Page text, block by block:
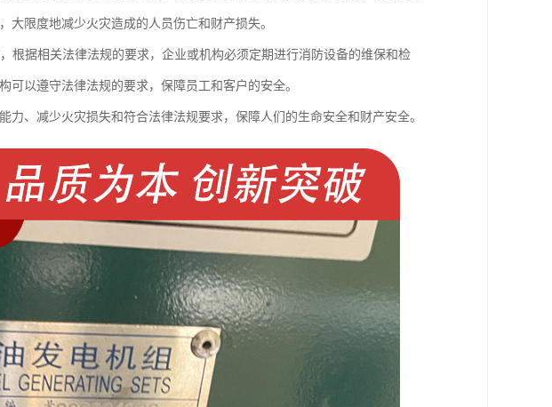
限度地减少火灾造成的人员伤亡和财产损失。
根据相关法律法规的要求，企业或机构必须定期进行消防设备的维保和检
以遵守法律法规的要求，保障员工和客户的安全。
、减少火灾损失和符合法律法规要求，保障人们的生命安全和财产安全。